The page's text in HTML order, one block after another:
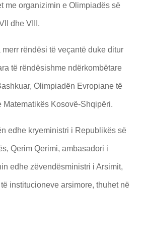
me organizimin e Olimpiadës së
dhe VIII.
rëndësi të veçantë duke ditur
të rëndësishme ndërkombëtare
Olimpiadën Evropiane të
Kosovë-Shqipëri.
edhe kryeministri i Republikës së
Qerim Qerimi, ambasadori i
edhe zëvendësministri i Arsimit,
institucioneve arsimore, thuhet në